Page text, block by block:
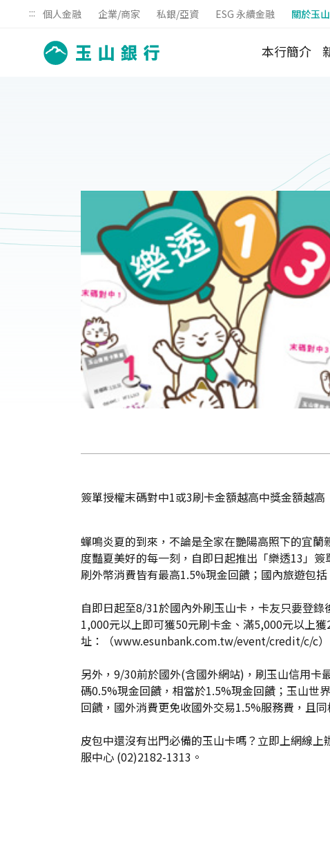
::: 個人金融 企業/商家 私銀/亞資 ESG 永續金融 關於玉山
本行簡介
簽單授權末碼對中1或3刷卡金額越高中獎金額越高
蟬鳴炎夏的到來，不論是全家在艷陽高照下的宜
度豔夏美好的每一刻，自即日起推出「樂透13」
刷外幣消費皆有最高1.5%現金回饋；國內旅遊包
自即日起至8/31於國內外刷玉山卡，卡友只要登
1,000元以上即可獲50元刷卡金、滿5,000元以上
址：（www.esunbank.com.tw/event/credit/c/c
另外，9/30前於國外(含國外網站)，刷玉山信用卡
碼0.5%現金回饋，相當於1.5%現金回饋；玉山世
回饋，國外消費更免收國外交易1.5%服務費，且
皮包中還沒有出門必備的玉山卡嗎？立即上網線上
服中心 (02)2182-1313。